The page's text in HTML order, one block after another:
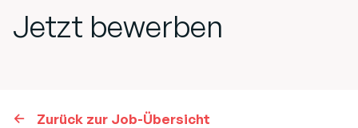
Jetzt bewerben
Zurück zur Job-Übersicht